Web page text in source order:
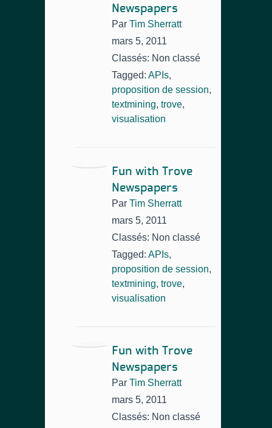
Newspapers
Par Tim Sherratt
mars 5, 2011
Classés: Non classé
Tagged: APIs,
proposition de session,
textmining, trove,
visualisation
Fun with Trove
Newspapers
Par Tim Sherratt
mars 5, 2011
Classés: Non classé
Tagged: APIs,
proposition de session,
textmining, trove,
visualisation
Fun with Trove
Newspapers
Par Tim Sherratt
mars 5, 2011
Classés: Non classé